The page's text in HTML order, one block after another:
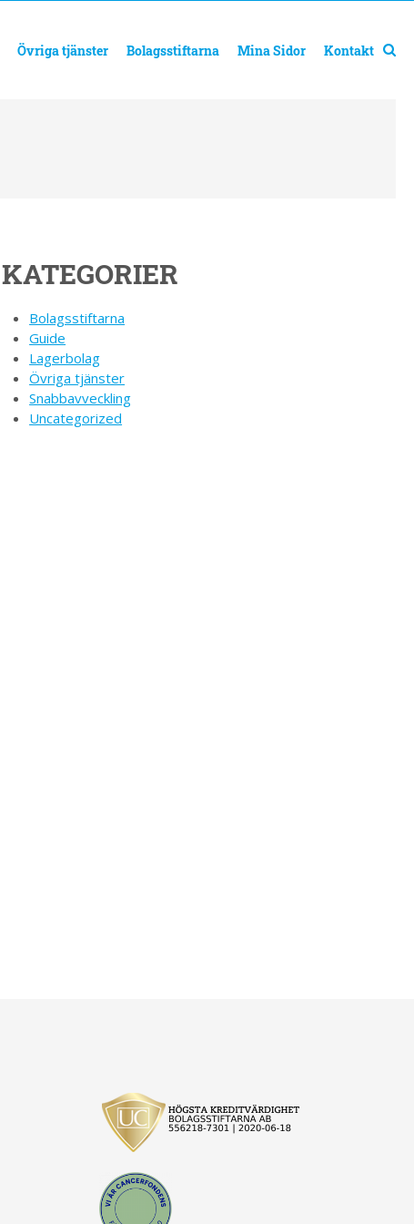
Övriga tjänster Bolagsstiftarna Mina Sidor Kontakt
KATEGORIER
Bolagsstiftarna
Guide
Lagerbolag
Övriga tjänster
Snabbavveckling
Uncategorized